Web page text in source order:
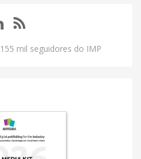
mil seguidores do IMP